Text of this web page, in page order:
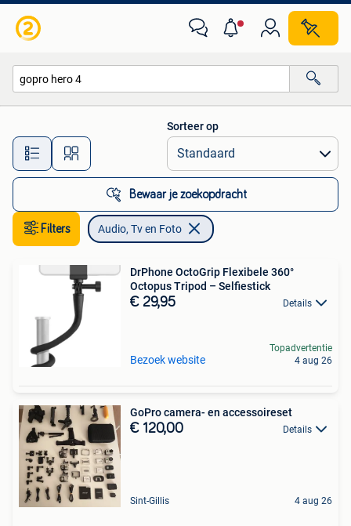
Alle afstanden…
Sorteer op
Bewaar je zoekopdracht
Filters Audio, Tv en Foto
DrPhone OctoGrip Flexibele 360°
Octopus Tripod – Selfiestick
€ 29,95 Details
Bezoek website
Topadvertentie
4 aug 26
GoPro camera- en accessoireset
€ 120,00 Details
Sint-Gillis 4 aug 26